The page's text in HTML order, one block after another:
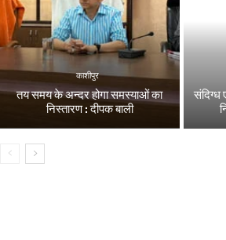
काशीपुर
तय समय के अन्दर होगा समस्याओं का
निस्तारण : दीपक बाली
संदिग्ध